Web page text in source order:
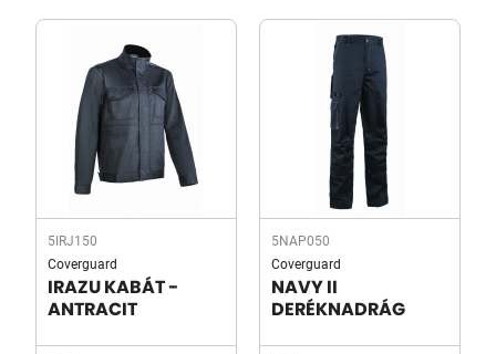
5IRJ150
Coverguard
IRAZU KABÁT -
ANTRACIT
5NAP050
Coverguard
NAVY II
DERÉKNADRÁG